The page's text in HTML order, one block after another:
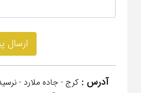
آدرس : کرج - جاده ملارد -